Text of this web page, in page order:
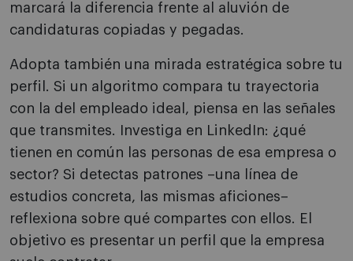
marcará la diferencia frente al aluvión de
candidaturas copiadas y pegadas.
Adopta también una mirada estratégica sobre tu
perfil. Si un algoritmo compara tu trayectoria
con la del empleado ideal, piensa en las señales
que transmites. Investiga en LinkedIn: ¿qué
tienen en común las personas de esa empresa o
sector? Si detectas patrones –una línea de
estudios concreta, las mismas aficiones–
reflexiona sobre qué compartes con ellos. El
objetivo es presentar un perfil que la empresa